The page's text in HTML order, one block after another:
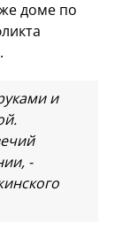
доме по
и
-